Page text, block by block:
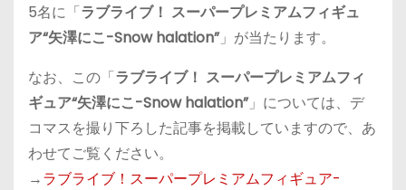
5名に「ラブライブ！ スーパープレミアムフィギュ
ア“矢澤にこ-Snow halation”」が当たります。
なお、この「ラブライブ！ スーパープレミアムフィ
ギュア“矢澤にこ-Snow halation”」については、デ
コマスを撮り下ろした記事を掲載していますので、あ
わせてご覧ください。
→ラブライブ！スーパープレミアムフィギュア-